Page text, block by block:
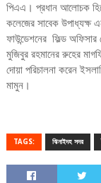
পিএএ। প্রধান আলোচক
কলেজের সাবেক উপাধ্যক্ষ
ফাউন্ডেশনের ফিল্ড
মুজিবুর রহমানের রুহের
দোয়া পরিচালনা করেন
মামুন।
TAGS: ঝিনাইদহ সদর